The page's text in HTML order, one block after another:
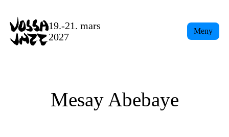
content
19.-21. mars
2027
Meny
Mesay Abebaye